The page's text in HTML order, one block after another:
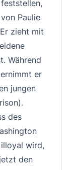
Paulie
zieht mit
Während
er
jungen
des
wird,
den